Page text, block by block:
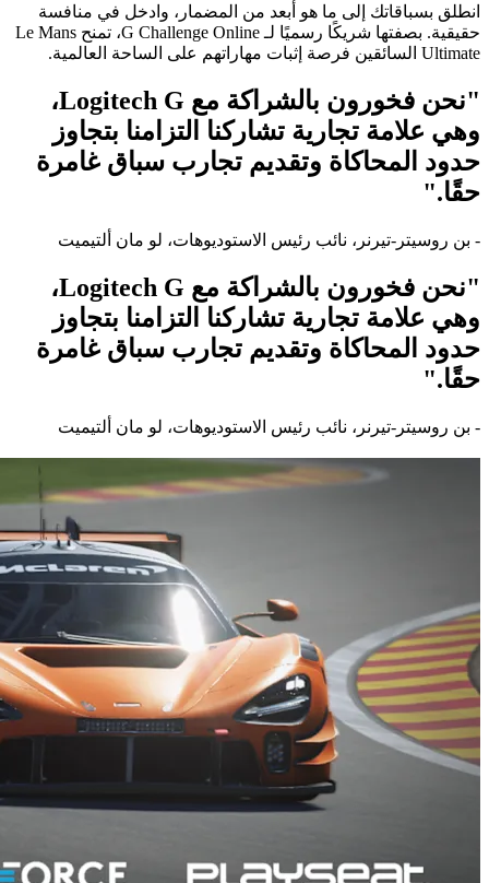
انطلق بسباقاتك إلى ما هو أبعد من المضمار، وادخل في منافسة
حقيقية. بصفتها شريكًا رسميًا لـ G Challenge Online، تمنح Le Mans
Ultimate السائقين فرصة إثبات مهاراتهم على الساحة العالمية.
"نحن فخورون بالشراكة مع Logitech G،
وهي علامة تجارية تشاركنا التزامنا بتجاوز
حدود المحاكاة وتقديم تجارب سباق غامرة
حقًا."
- بن روسيتر-تيرنر، نائب رئيس الاستوديوهات، لو مان ألتيميت
"نحن فخورون بالشراكة مع Logitech G،
وهي علامة تجارية تشاركنا التزامنا بتجاوز
حدود المحاكاة وتقديم تجارب سباق غامرة
حقًا."
- بن روسيتر-تيرنر، نائب رئيس الاستوديوهات، لو مان ألتيميت